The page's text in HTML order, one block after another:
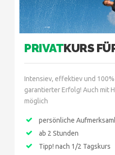
PRIVATKURS
Intensiev, effektiev und
garantierter Erfolg! Auch mit
möglich
persönliche
ab 2 Stunden
Tipp! nach 1/2 Tagskurs